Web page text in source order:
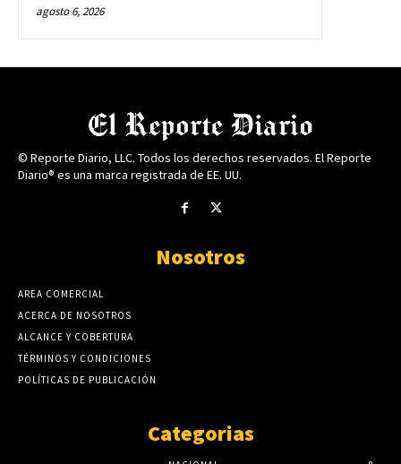
agosto 6, 2026
© Reporte Diario, LLC. Todos los derechos reservados. El Reporte
Diario® es una marca registrada de EE. UU.
Nosotros
AREA COMERCIAL
ACERCA DE NOSOTROS
ALCANCE Y COBERTURA
TÉRMINOS Y CONDICIONES
POLÍTICAS DE PUBLICACIÓN
Categorias